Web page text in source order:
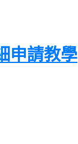
申請教學